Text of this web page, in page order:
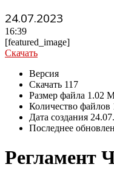
24.07.2023
16:39
[featured_image]
Скачать
Версия
Скачать 117
Размер файла 1.02
Количество файлов
Дата создания
Последнее
Регламент